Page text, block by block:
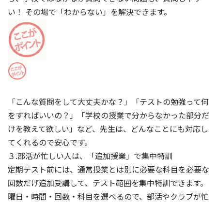
い！ その場で「わからない」を解決できます。
「こんな質問をして大丈夫かな？」「テストの勉強って何
をすればいいの？」「学校の授業で分からなかった部分だ
けを教えて欲しい」など、先生は、どんなことにも対応し
てくれるので安心です。
３.部活が忙しい人は、「追加授業」で集中特訓
定期テスト前には、通常授業とは別に必要な科目を必要な
回数だげ追加受講して、テスト範囲を集中特訓できます。
曜日・時間・回数・科目を選べるので、部活やクラブが忙